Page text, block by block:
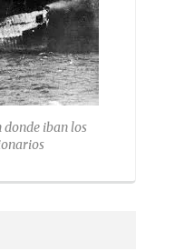
iban los